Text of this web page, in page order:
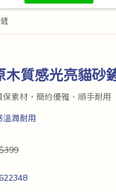
木質感光亮貓砂
素材，簡約優雅、順手耐用
溫潤耐用